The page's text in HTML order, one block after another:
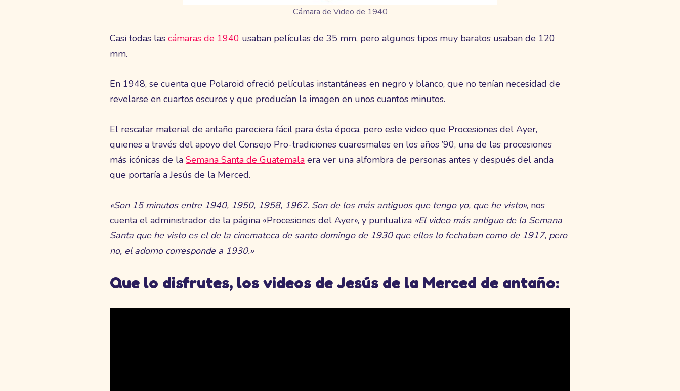
Cámara de Video de 1940
Casi todas las cámaras de 1940 usaban películas de 35 mm, pero algunos tipos muy baratos usaban de 120
mm.
En 1948, se cuenta que Polaroid ofreció películas instantáneas en negro y blanco, que no tenían necesidad de
revelarse en cuartos oscuros y que producían la imagen en unos cuantos minutos.
El rescatar material de antaño pareciera fácil para ésta época, pero este video que Procesiones del Ayer,
quienes a través del apoyo del Consejo Pro-tradiciones cuaresmales en los años ’90, una de las procesiones
más icónicas de la Semana Santa de Guatemalaera ver una alfombra de personas antes y después del anda
que portaría a Jesús de la Merced.
«Son 15 minutos entre 1940, 1950, 1958, 1962. Son de los más antiguos que tengo yo, que he visto», nos
cuenta el administrador de la página «Procesiones del Ayer», y puntualiza «El video más antiguo de la Semana
Santa que he visto es el de la cinemateca de santo domingo de 1930 que ellos lo fechaban como de 1917, pero
no, el adorno corresponde a 1930.»
Que lo disfrutes, los videos de Jesús de la Merced de antaño: